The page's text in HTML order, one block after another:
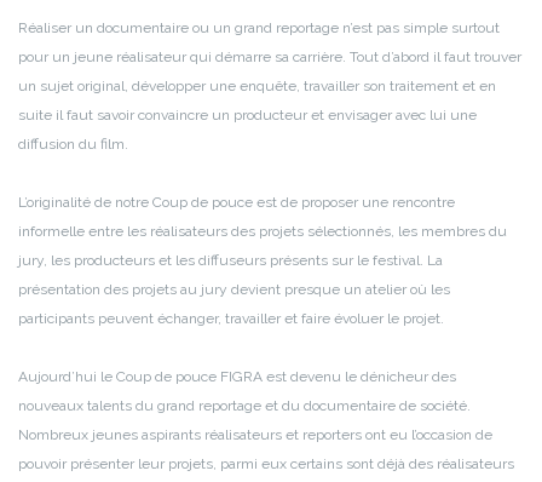
Réaliser un documentaire ou un grand reportage n’est pas simple surtout
pour un jeune réalisateur qui démarre sa carrière. Tout d’abord il faut trouver
un sujet original, développer une enquête, travailler son traitement et en
suite il faut savoir convaincre un producteur et envisager avec lui une
diffusion du film.
L’originalité de notre Coup de pouce est de proposer une rencontre
informelle entre les réalisateurs des projets sélectionnés, les membres du
jury, les producteurs et les diffuseurs présents sur le festival. La
présentation des projets au jury devient presque un atelier où les
participants peuvent échanger, travailler et faire évoluer le projet.
Aujourd’hui le Coup de pouce FIGRA est devenu le dénicheur des
nouveaux talents du grand reportage et du documentaire de société.
Nombreux jeunes aspirants réalisateurs et reporters ont eu l’occasion de
pouvoir présenter leur projets, parmi eux certains sont déjà des réalisateurs